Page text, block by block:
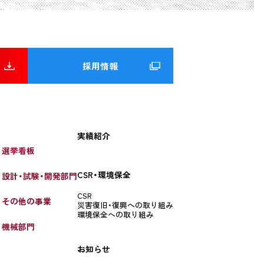
採用情報
選挙看板
設計・試験・開発部門
その他の事業
機械部門
実績紹介
CSR・環境保全
CSR
災害復旧・復興への取り組み
環境保全への取り組み
お知らせ